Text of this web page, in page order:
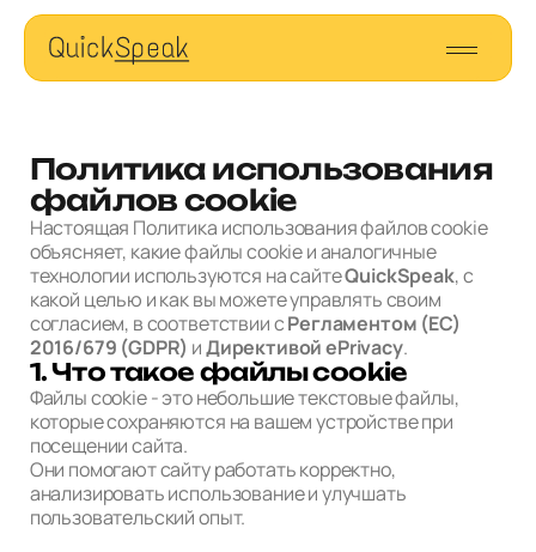
Политика использования
файлов cookie
Настоящая Политика использования файлов cookie
объясняет, какие файлы cookie и аналогичные
технологии используются на сайтеQuickSpeak, с
какой целью и как вы можете управлять своим
согласием, в соответствии сРегламентом (ЕС)
2016/679 (GDPR) иДирективой ePrivacy.
1. Что такое файлы cookie
Файлы cookie - это небольшие текстовые файлы,
которые сохраняются на вашем устройстве при
посещении сайта.
Они помогают сайту работать корректно,
анализировать использование и улучшать
пользовательский опыт.